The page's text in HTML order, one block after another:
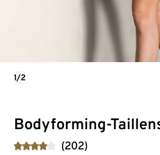
Bodyforming-
(202)
1/2